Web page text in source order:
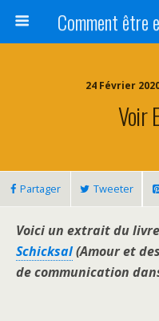
24 Février
Voir
Partager Tweeter
Voici un extrait du
Schicksal(Amour et
de communication